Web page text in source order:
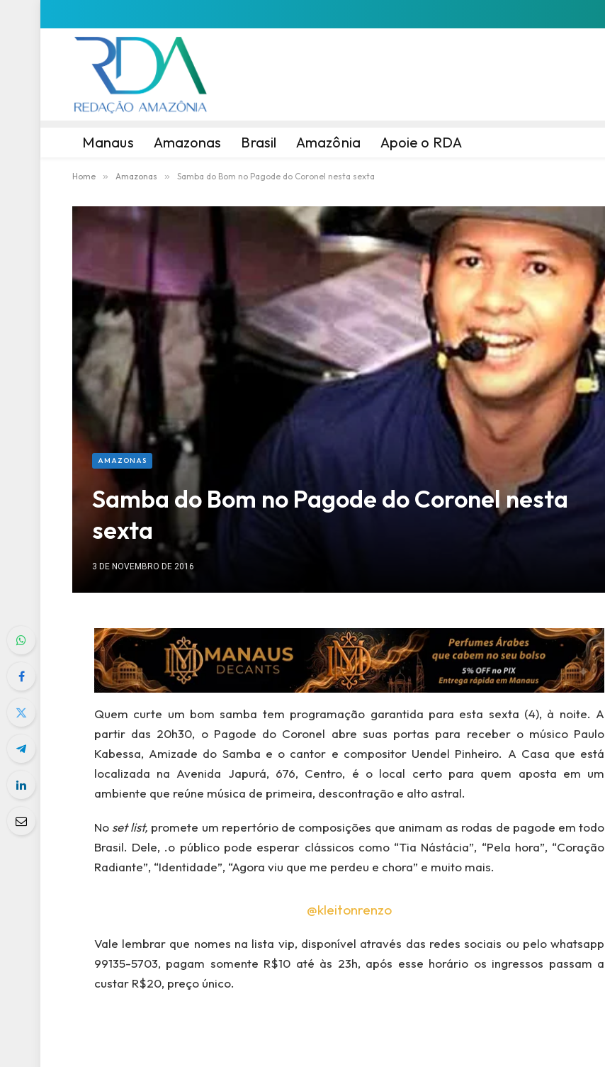
Manaus Amazonas Brasil Amazônia Apoie o RDA
Home » Amazonas » Samba do Bom no Pagode do Coronel nesta sexta
AMAZONAS
Samba do Bom no Pagode do Coronel nesta
sexta
3 DE NOVEMBRO DE 2016
Quem curte um bom samba tem programação garantida para esta sexta (4), à noite. A
partir das 20h30, o Pagode do Coronel abre suas portas para receber o músico Paulo
Kabessa, Amizade do Samba e o cantor e compositor Uendel Pinheiro. A Casa que está
localizada na Avenida Japurá, 676, Centro, é o local certo para quem aposta em um
ambiente que reúne música de primeira, descontração e alto astral.
No set list, promete um repertório de composições que animam as rodas de pagode em todo
Brasil. Dele, .o público pode esperar clássicos como “Tia Nástácia”, “Pela hora”, “Coração
Radiante”, “Identidade”, “Agora viu que me perdeu e chora” e muito mais.
@kleitonrenzo
Vale lembrar que nomes na lista vip, disponível através das redes sociais ou pelo whatsapp
99135-5703, pagam somente R$10 até às 23h, após esse horário os ingressos passam a
custar R$20, preço único.